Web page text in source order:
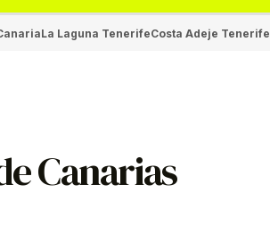
La Laguna TenerifeCosta Adeje Tenerife
Canarias